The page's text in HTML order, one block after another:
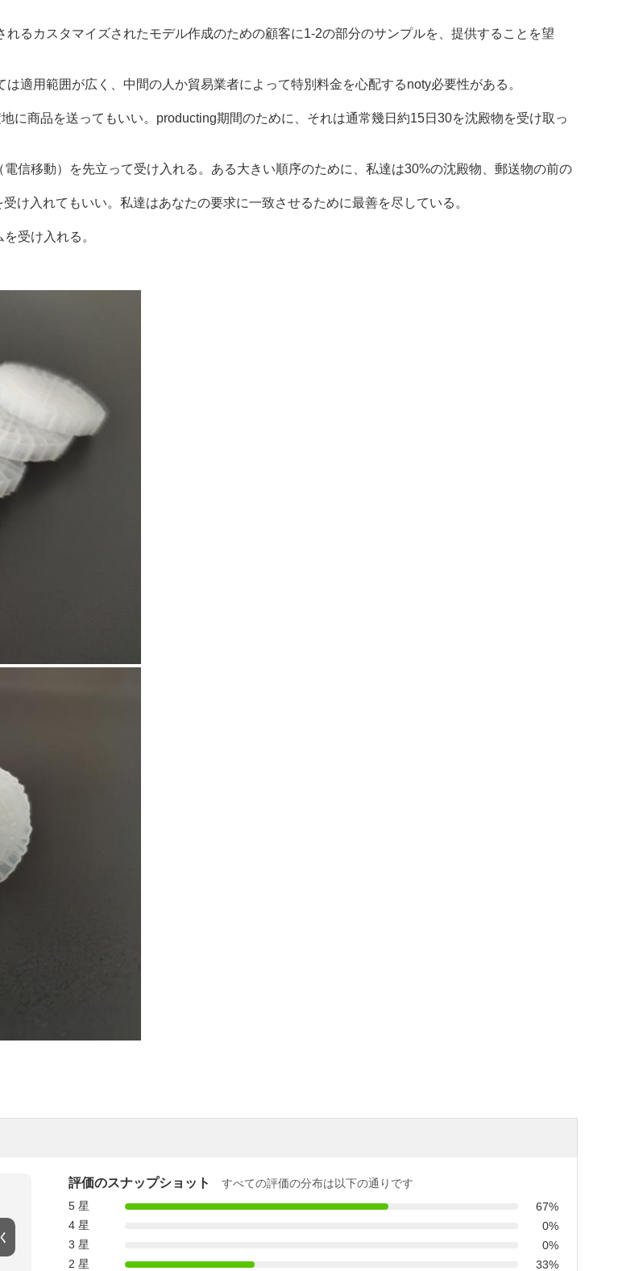
るカスタマイズされたモデル作成のための顧客に1-2の部分のサンプルを、提供することを望
適用範囲が広く、中間の人か貿易業者によって特別料金を心配するnoty必要性がある。
に商品を送ってもいい。producting期間のために、それは通常幾日約15日30を沈殿物を受け取っ
信移動）を先立って受け入れる。ある大きい順序のために、私達は30%の沈殿物、郵送物の前の
け入れてもいい。私達はあなたの要求に一致させるために最善を尽している。
受け入れる。
評価のスナップショット
すべての評価の分布は以下の通りです
5 星
67%
4 星
0%
3 星
0%
2 星
33%